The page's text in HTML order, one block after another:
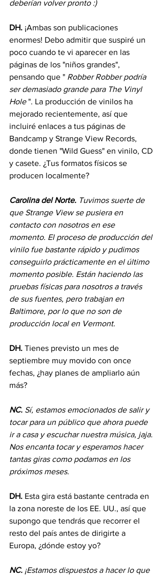
deberían volver pronto :)
DH. ¡Ambas son publicaciones
enormes! Debo admitir que suspiré un
poco cuando te vi aparecer en las
páginas de los "niños grandes",
pensando que " Robber Robber podría
ser demasiado grande para The Vinyl
Hole ". La producción de vinilos ha
mejorado recientemente, así que
incluiré enlaces a tus páginas de
Bandcamp y Strange View Records,
donde tienen "Wild Guess" en vinilo, CD
y casete. ¿Tus formatos físicos se
producen localmente?
Carolina del Norte. Tuvimos suerte de
que Strange View se pusiera en
contacto con nosotros en ese
momento. El proceso de producción del
vinilo fue bastante rápido y pudimos
conseguirlo prácticamente en el último
momento posible. Están haciendo las
pruebas físicas para nosotros a través
de sus fuentes, pero trabajan en
Baltimore, por lo que no son de
producción local en Vermont.
DH. Tienes previsto un mes de
septiembre muy movido con once
fechas, ¿hay planes de ampliarlo aún
más?
NC. Sí, estamos emocionados de salir y
tocar para un público que ahora puede
ir a casa y escuchar nuestra música, jaja.
Nos encanta tocar y esperamos hacer
tantas giras como podamos en los
próximos meses.
DH. Esta gira está bastante centrada en
la zona noreste de los EE. UU., así que
supongo que tendrás que recorrer el
resto del país antes de dirigirte a
Europa, ¿dónde estoy yo?
NC. ¡Estamos dispuestos a hacer lo que